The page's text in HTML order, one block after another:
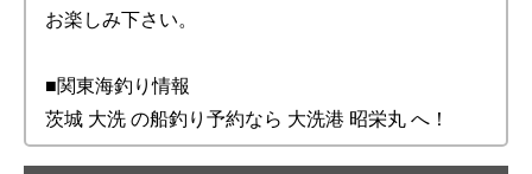
お楽しみ下さい。
■関東海釣り情報
茨城 大洗 の船釣り予約なら 大洗港 昭栄丸 へ！